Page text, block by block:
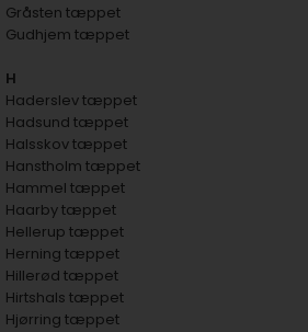
Gråsten tæppet
Gudhjem tæppet
H
Haderslev tæppet
Hadsund tæppet
Halsskov tæppet
Hanstholm tæppet
Hammel tæppet
Haarby tæppet
Hellerup tæppet
Herning tæppet
Hillerød tæppet
Hirtshals tæppet
Hjørring tæppet